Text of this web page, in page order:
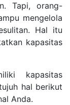
Tapi, orang-
mengelola
Hal itu
kapasitas
kapasitas
hal berikut
Anda.